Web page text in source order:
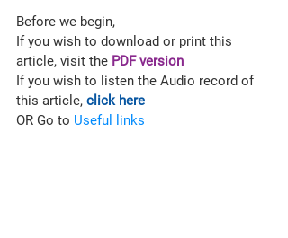
Before we begin,
If you wish to download or print this
article, visit the PDF version
If you wish to listen the Audio record of
this article, click here
OR Go to Useful links